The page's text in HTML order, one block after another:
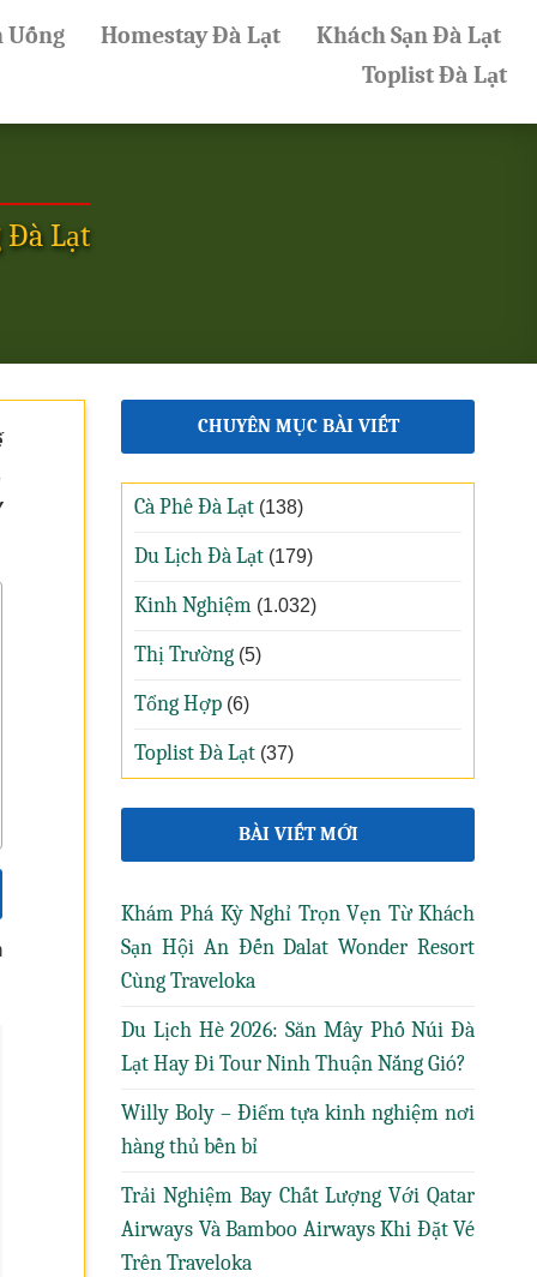
Uống Homestay Đà Lạt
Khách Sạn Đà Lạt
Toplist Đà Lạt
Đà Lạt
CHUYÊN MỤC BÀI VIẾT
Cà Phê Đà Lạt (138)
Du Lịch Đà Lạt (179)
Kinh Nghiệm (1.032)
Thị Trường (5)
Tổng Hợp (6)
Toplist Đà Lạt (37)
BÀI VIẾT MỚI
Khám Phá Kỳ Nghỉ Trọn Vẹn Từ Khách
Sạn Hội An Đến Dalat Wonder Resort
Cùng Traveloka
Du Lịch Hè 2026: Săn Mây Phố Núi Đà
Lạt Hay Đi Tour Ninh Thuận Nắng Gió?
Willy Boly – Điểm tựa kinh nghiệm nơi
hàng thủ bền bỉ
Trải Nghiệm Bay Chất Lượng Với Qatar
Airways Và Bamboo Airways Khi Đặt Vé
Trên Traveloka